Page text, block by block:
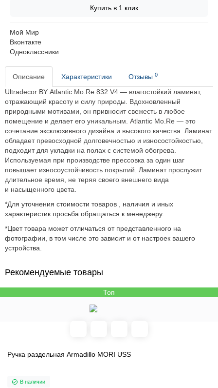
Купить в 1 клик
Мой Мир
Вконтакте
Одноклассники
Описание Характеристики Отзывы 0
Ultradecor BY Atlantic Mo.Re 832 V4 — влагостойкий ламинат,
отражающий красоту и силу природы. Вдохновленный
природными мотивами, он привносит свежесть в любое
помещение и делает его уникальным. Atlantic Mo.Re — это
сочетание эксклюзивного дизайна и высокого качества. Ламинат
обладает превосходной долговечностью и износостойкостью,
подходит для укладки на полах с системой обогрева.
Используемая при производстве прессовка за один шаг
повышает износоустойчивость покрытий. Ламинат прослужит
длительное время, не теряя своего внешнего вида
и насыщенного цвета.
*Для уточнения стоимости товаров , наличия и иных
характеристик просьба обращаться к менеджеру.
*Цвет товара может отличаться от представленного на
фотографии, в том числе это зависит и от настроек вашего
устройства.
Рекомендуемые товары
Топ
Ручка раздельная Armadillo MORI USS
В наличии